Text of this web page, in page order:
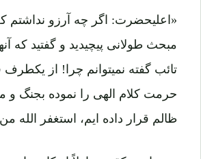
«اعلیحضرت: اگر چه آرزو
مبحث طولانی پیچیدید و گفتید که
تائب گفته نمیتوانم چرا! از
حرمت کلام الهی را نموده بجنگ و
ظالم قرار داده ایم، استغفر الله